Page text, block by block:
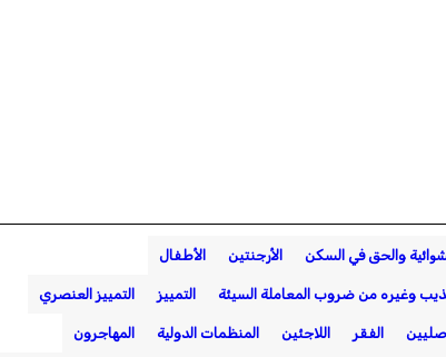
والحق في السكن الأرجنتين الأطفال
وغيره من ضروب المعاملة السيئة التمييز التمييز العنصري
الفقر اللاجئين المنظمات الدولية المهاجرون